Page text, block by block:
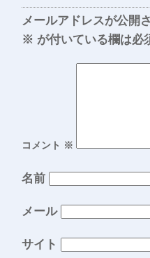
メールアドレスが公開
※ が付いている欄は必
コメント ※
名前
メール
サイト